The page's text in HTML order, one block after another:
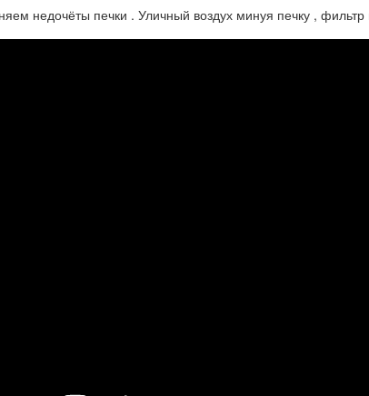
недочёты печки . Уличный воздух минуя печку ,